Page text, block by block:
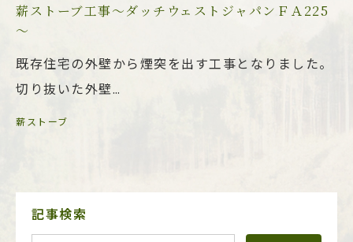
薪ストーブ工事～ダッチウェストジャパンＦＡ225
～
既存住宅の外壁から煙突を出す工事となりました。
切り抜いた外壁…
薪ストーブ
サ
記事検索